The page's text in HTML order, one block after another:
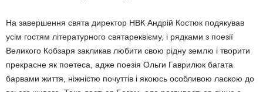
На завершення свята директор НВК Андрій Костюк подякував
усім гостям літературного святареквієму, і рядками з поезії
Великого Кобзаря закликав любити свою рідну землю і творити
прекрасне як поетеса, адже поезія Ольги Гаврилюк багата
барвами життя, ніжністю почуттів і якоюсь особливою ласкою до